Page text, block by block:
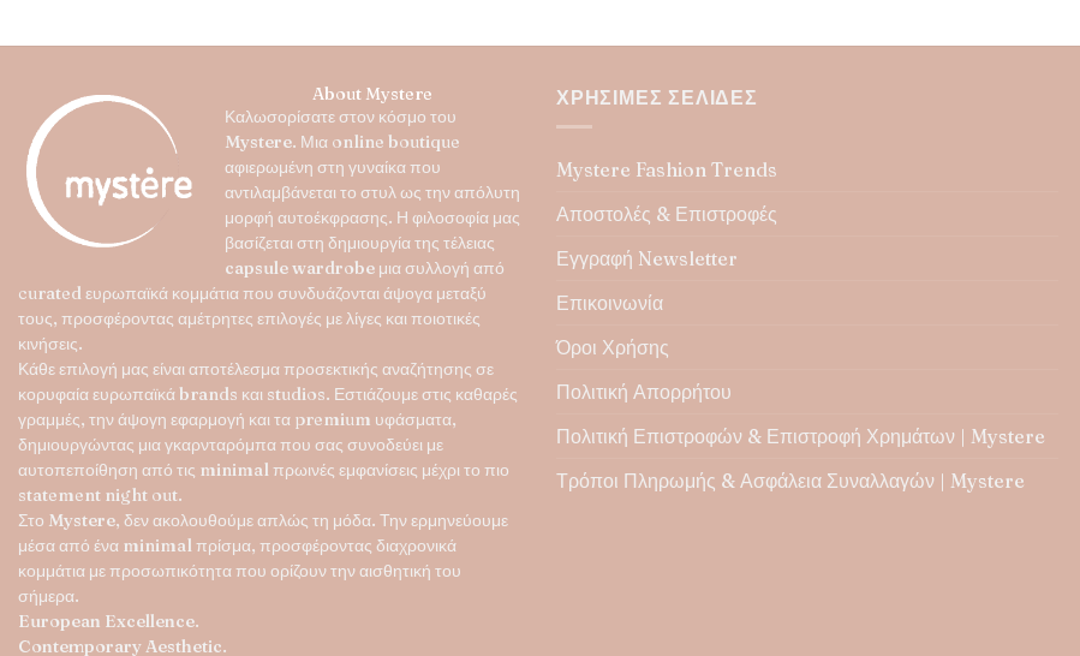
παραλλαγές.
Οι
επιλογές
μπορούν
να
επιλεγούν
στη
σελίδα
του
προϊόντος
About Mystere
Καλωσορίσατε στον κόσμο του
Mystere. Μια online boutique
αφιερωμένη στη γυναίκα που
αντιλαμβάνεται το στυλ ως την απόλυτη
μορφή αυτοέκφρασης. Η φιλοσοφία μας
βασίζεται στη δημιουργία της τέλειας
capsule wardrobe μια συλλογή από
curated ευρωπαϊκά κομμάτια που συνδυάζονται άψογα μεταξύ
τους, προσφέροντας αμέτρητες επιλογές με λίγες και ποιοτικές
κινήσεις.
Κάθε επιλογή μας είναι αποτέλεσμα προσεκτικής αναζήτησης σε
κορυφαία ευρωπαϊκά brands και studios. Εστιάζουμε στις καθαρές
γραμμές, την άψογη εφαρμογή και τα premium υφάσματα,
δημιουργώντας μια γκαρνταρόμπα που σας συνοδεύει με
αυτοπεποίθηση από τις minimal πρωινές εμφανίσεις μέχρι το πιο
statement night out.
Στο Mystere, δεν ακολουθούμε απλώς τη μόδα. Την ερμηνεύουμε
μέσα από ένα minimal πρίσμα, προσφέροντας διαχρονικά
κομμάτια με προσωπικότητα που ορίζουν την αισθητική του
σήμερα.
European Excellence.
Contemporary Aesthetic.
ΧΡΉΣΙΜΕΣ ΣΕΛΊΔΕΣ
Mystere Fashion Trends
Αποστολές & Επιστροφές
Εγγραφή Newsletter
Επικοινωνία
Όροι Χρήσης
Πολιτική Απορρήτου
Πολιτική Επιστροφών & Επιστροφή Χρημάτων | Mystere
Τρόποι Πληρωμής & Ασφάλεια Συναλλαγών | Mystere